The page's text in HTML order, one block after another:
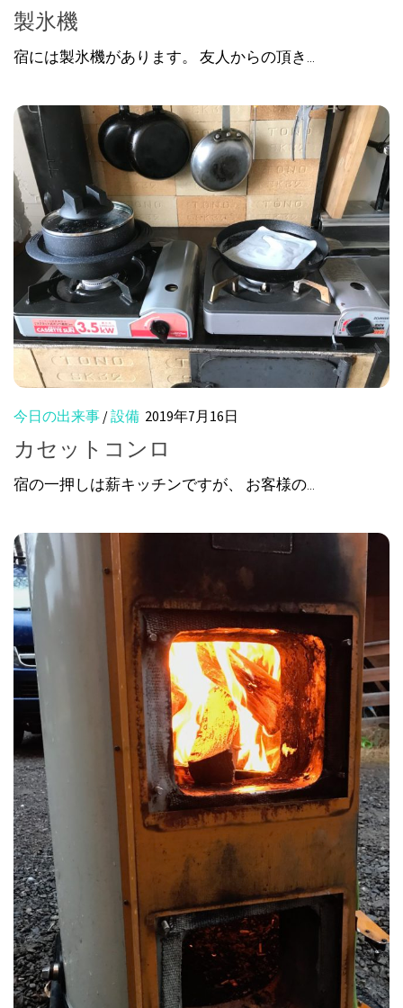
製氷機
宿には製氷機があります。 友人からの頂き...
今日の出来事 /設備 2019年7月16日
カセットコンロ
宿の一押しは薪キッチンですが、 お客様の...